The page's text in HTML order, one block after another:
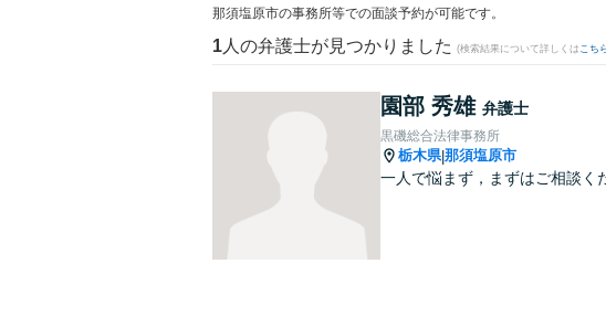
那須塩原市の事務所等での面談予約が可能です。
1 人の弁護士が見つかりました (検索結果について詳しくは こち
園部 秀雄 弁護士
黒磯総合法律事務所
栃木県|那須塩原市
一人で悩まず，まずはご相談く